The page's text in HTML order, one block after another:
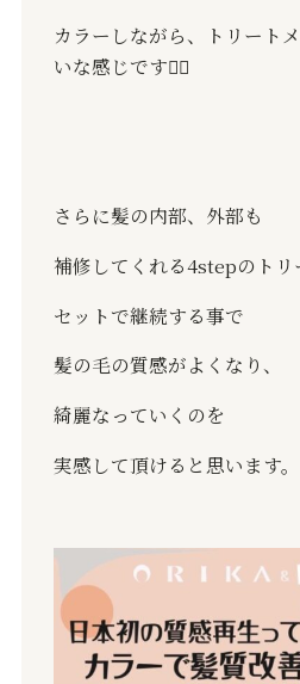
カラーしながら、トリート
いな感じです👍🏻
さらに髪の内部、外部も
補修してくれる4stepのトリ
セットで継続する事で
髪の毛の質感がよくなり、
綺麗なっていくのを
実感して頂けると思います。